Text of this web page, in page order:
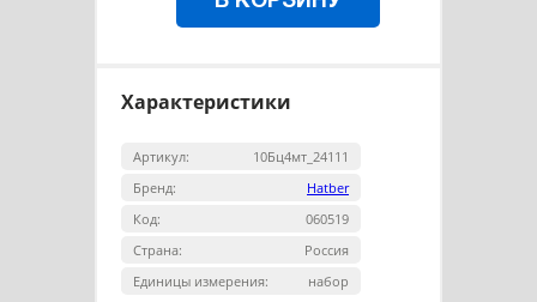
Характеристики
Артикул:
10Бц4мт_24111
Бренд:
Hatber
Код:
060519
Страна:
Россия
Единицы измерения:
набор